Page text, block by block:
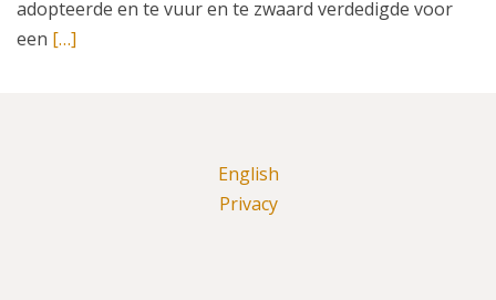
adopteerde en te vuur en te zwaard verdedigde voor
een […]
English
Privacy